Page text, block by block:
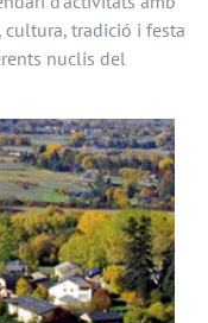
tradició i festa
nuclis del